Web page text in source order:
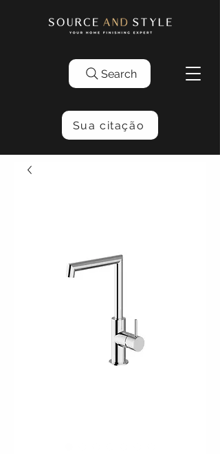
Search
Sua citação